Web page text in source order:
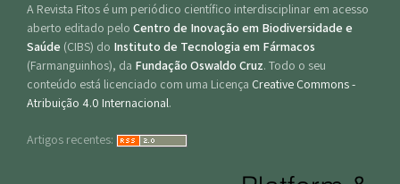
A Revista Fitos é um periódico científico interdisciplinar em acesso
aberto editado pelo Centro de Inovação em Biodiversidade e
Saúde (CIBS) do Instituto de Tecnologia em Fármacos
(Farmanguinhos), da Fundação Oswaldo Cruz. Todo o seu
conteúdo está licenciado com uma Licença Creative Commons -
Atribuição 4.0 Internacional.
Artigos recentes: